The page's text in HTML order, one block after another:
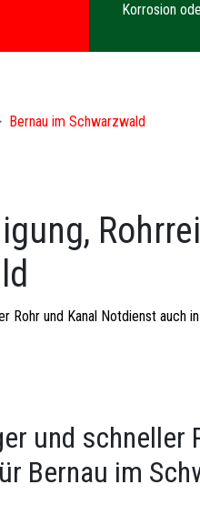
Korrosion
Bernau im Schwarzwald
Rohr und Kanal Notdienst auch
und schneller
Bernau im